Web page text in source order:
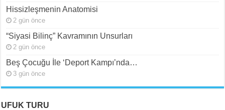
Hissizleşmenin Anatomisi
2 gün önce
“Siyasi Bilinç” Kavramının Unsurları
2 gün önce
Beş Çocuğu İle ‘Deport Kampı’nda…
3 gün önce
UFUK TURU